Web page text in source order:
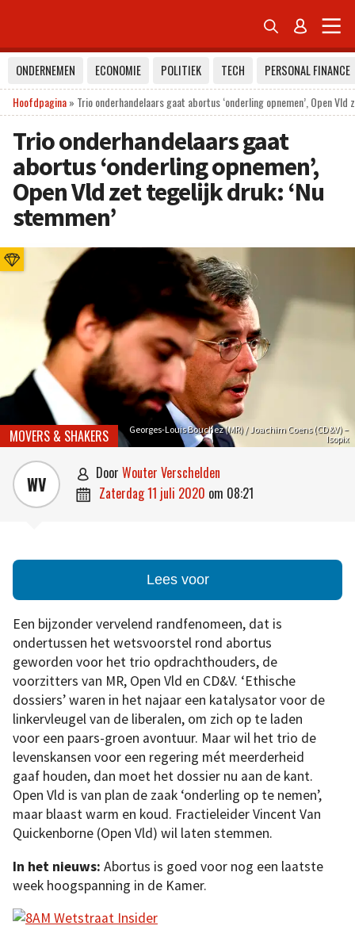
 
ONDERNEMEN ECONOMIE POLITIEK TECH
PERSONAL FINANCE
Hoofdpagina» Trio onderhandelaars gaat abortus ‘onderling opnemen’, Open Vld
Trio onderhandelaars gaat
abortus ‘onderling opnemen’,
Open Vld zet tegelijk druk: ‘Nu
stemmen’
Georges-Louis Bouchez (MR) / Joachim Coens (CD&V) –
Isopix
MOVERS & SHAKERS
WV  door Wouter Verschelden
 zaterdag 11 juli 2020 om 08:21
Lees voor
Een bijzonder vervelend randfenomeen, dat is
ondertussen het wetsvoorstel rond abortus
geworden voor het trio opdrachthouders, de
voorzitters van MR, Open Vld en CD&V. ‘Ethische
dossiers’ waren in het najaar een katalysator voor de
linkervleugel van de liberalen, om zich op te laden
voor een paars-groen avontuur. Maar wil het trio de
levenskansen voor een regering mét meerderheid
gaaf houden, dan moet het dossier nu aan de kant.
Open Vld is van plan de zaak ‘onderling op te nemen’,
maar blaast warm en koud. Fractieleider Vincent Van
Quickenborne (Open Vld) wil laten stemmen.
In het nieuws: Abortus is goed voor nog een laatste
week hoogspanning in de Kamer.